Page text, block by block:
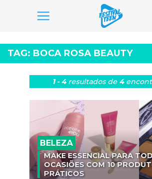
para
o
conteúdo
TAG: BOCA ROSA BEAUTY
1 - 4resultados de 4
BELEZA
MAKE ESSENCIAL PARA
OCASIÕES COM 10
PRÁTICOS